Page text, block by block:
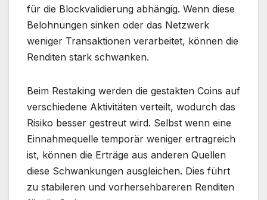
für die Blockvalidierung abhängig. Wenn diese
Belohnungen sinken oder das Netzwerk
weniger Transaktionen verarbeitet, können die
Renditen stark schwanken.
Beim Restaking werden die gestakten Coins auf
verschiedene Aktivitäten verteilt, wodurch das
Risiko besser gestreut wird. Selbst wenn eine
Einnahmequelle temporär weniger ertragreich
ist, können die Erträge aus anderen Quellen
diese Schwankungen ausgleichen. Dies führt
zu stabileren und vorhersehbareren Renditen